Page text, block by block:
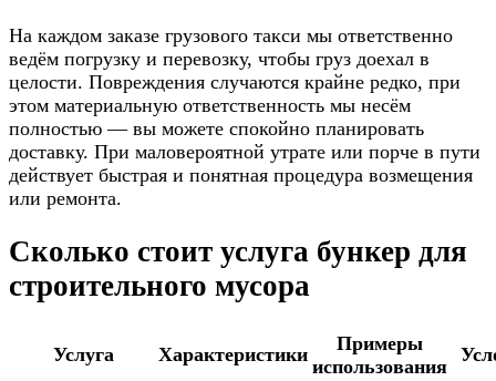
На каждом заказе грузового такси мы ответственно
ведём погрузку и перевозку, чтобы груз доехал в
целости. Повреждения случаются крайне редко, при
этом материальную ответственность мы несём
полностью — вы можете спокойно планировать
доставку. При маловероятной утрате или порче в пути
действует быстрая и понятная процедура возмещения
или ремонта.
Сколько стоит услуга бункер для
строительного мусора
Услуга Характеристики
Примеры
использования